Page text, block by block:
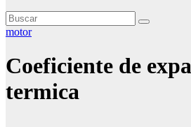
motor
Coeficiente de
termica